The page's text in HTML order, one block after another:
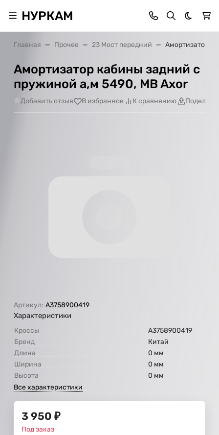
НУРКАМ Темная
Главная Прочее 23 Мост передний Амортизатор
Амортизатор кабины задний с
пружиной а,м 5490, MB Axor
Добавить отзыв В избранное К сравнению
Артикул: A3758900419
Характеристики
Кроссы
A3758900419
Бренд
Китай
Длина
0 мм
Ширина
0 мм
Высота
0 мм
Все характеристики
3 950 ₽
Под заказ